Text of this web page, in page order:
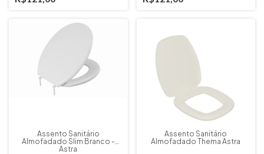
Assento Sanitário
Almofadado Slim Branco -
Astra
Assento Sanitário
Almofadado Thema Astra